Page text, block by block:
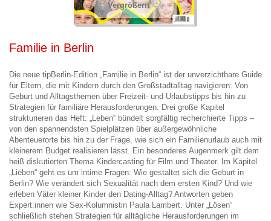
Vergrößern
Familie in Berlin
Die neue tipBerlin-Edition „Familie in Berlin“ ist der unverzichtbare Guide
für Eltern, die mit Kindern durch den Großstadtalltag navigieren: Von
Geburt und Alltagsthemen über Freizeit- und Urlaubstipps bis hin zu
Strategien für familiäre Herausforderungen. Drei große Kapitel
strukturieren das Heft: „Leben“ bündelt sorgfältig recherchierte Tipps –
von den spannendsten Spielplätzen über außergewöhnliche
Abenteuerorte bis hin zu der Frage, wie sich ein Familienurlaub auch mit
kleinerem Budget realisieren lässt. Ein besonderes Augenmerk gilt dem
heiß diskutierten Thema Kindercasting für Film und Theater. Im Kapitel
„Lieben“ geht es um intime Fragen: Wie gestaltet sich die Geburt in
Berlin? Wie verändert sich Sexualität nach dem ersten Kind? Und wie
erleben Väter kleiner Kinder den Dating-Alltag? Antworten geben
Expert:innen wie Sex-Kolumnistin Paula Lambert. Unter „Lösen“
schließlich stehen Strategien für alltägliche Herausforderungen im